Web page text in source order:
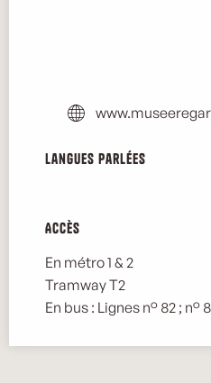
Langues parlées
Langues parlées
Accès
Accès
En métro 1 & 2
Tramway T2
En bus : Lignes n° 82 ; n°